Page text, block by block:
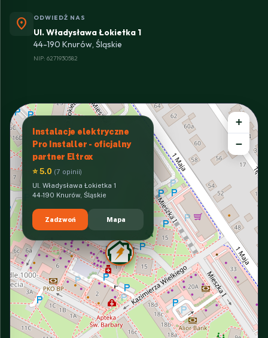
location_on ODWIEDŹ NAS
Ul. Władysława Łokietka 1
44-190 Knurów, Śląskie
NIP: 6271930582
Instalacje elektryczne
Pro Installer - oficjalny
partner Eltrox
⭐ 5.0 (7 opinii)
Ul. Władysława Łokietka 1
44-190 Knurów, Śląskie
Zadzwoń Mapa
+
−